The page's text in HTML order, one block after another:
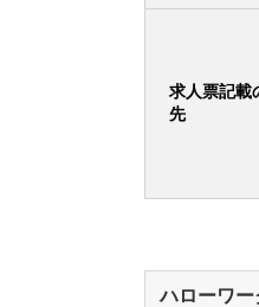
求人票記載
先
ハローワ